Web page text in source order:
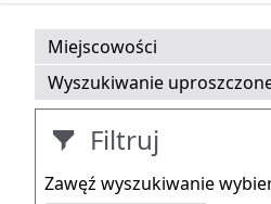
Miejscowości
Wyszukiwanie
Filtruj
Zawęź wyszukiwanie